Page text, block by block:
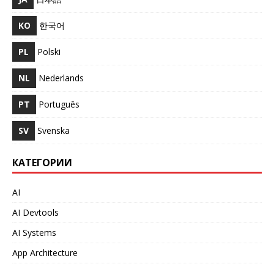
KO 한국어
PL Polski
NL Nederlands
PT Português
SV Svenska
КАТЕГОРИИ
AI
AI Devtools
AI Systems
App Architecture